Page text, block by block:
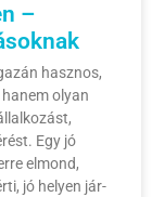
–
hasznos,
olyan
Egy jó
elmond,
jó helyen jár-